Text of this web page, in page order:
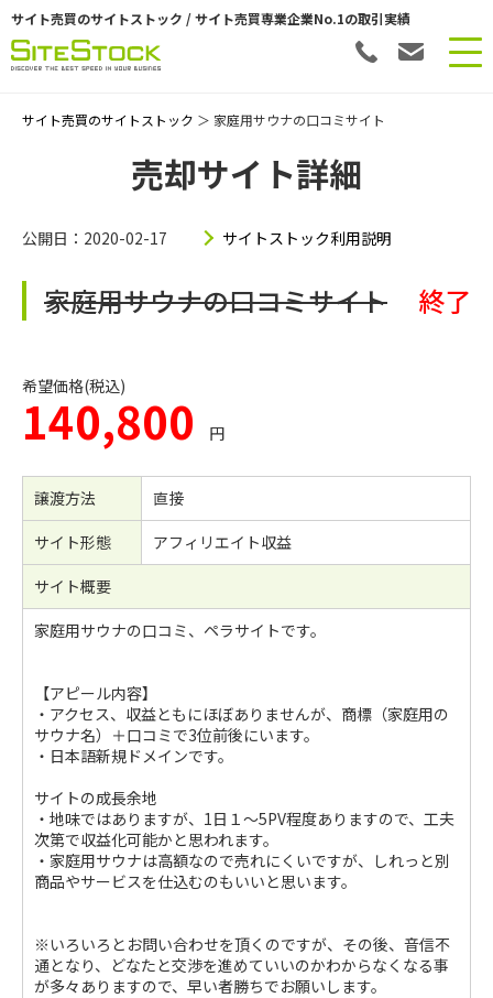
サイト売買のサイトストック / サイト売買専業企業No.1の取引実績
サイト売買のサイトストック ＞ 家庭用サウナの口コミサイト
売却サイト詳細
公開日：2020-02-17 サイトストック利用説明
家庭用サウナの口コミサイト 終了
希望価格(税込)
140,800 円
譲渡方法
直接
サイト形態
アフィリエイト収益
サイト概要
家庭用サウナの口コミ、ペラサイトです。
【アピール内容】
・アクセス、収益ともにほぼありませんが、商標（家庭用の
サウナ名）＋口コミで3位前後にいます。
・日本語新規ドメインです。
サイトの成長余地
・地味ではありますが、1日１～5PV程度ありますので、工夫
次第で収益化可能かと思われます。
・家庭用サウナは高額なので売れにくいですが、しれっと別
商品やサービスを仕込むのもいいと思います。
※いろいろとお問い合わせを頂くのですが、その後、音信不
通となり、どなたと交渉を進めていいのかわからなくなる事
が多々ありますので、早い者勝ちでお願いします。